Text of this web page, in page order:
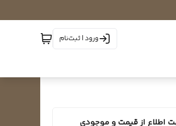
ورود | ثبت‌نام
اطلاع از قیمت و موجودی